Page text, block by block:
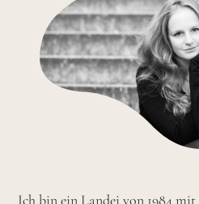
Ich bin ein Landei von 1984